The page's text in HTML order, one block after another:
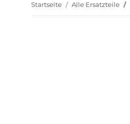
Startseite Alle Ersatzteile